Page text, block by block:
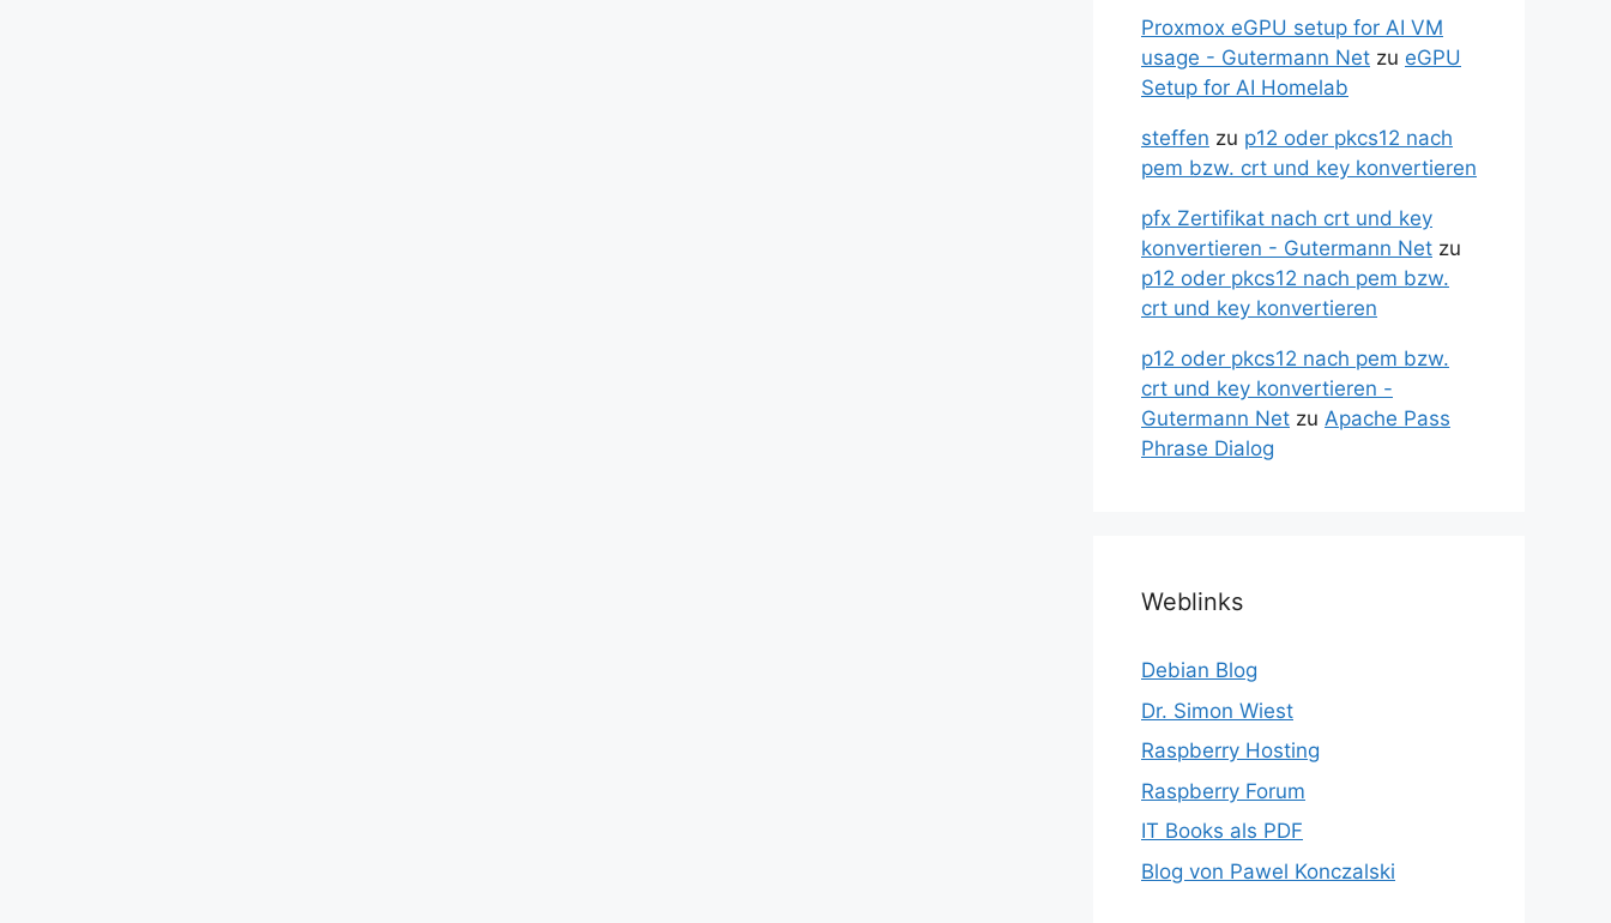
Proxmox eGPU setup for AI VM
usage - Gutermann Net zu eGPU
Setup for AI Homelab
steffen zu p12 oder pkcs12 nach
pem bzw. crt und key konvertieren
pfx Zertifikat nach crt und key
konvertieren - Gutermann Net zu
p12 oder pkcs12 nach pem bzw.
crt und key konvertieren
p12 oder pkcs12 nach pem bzw.
crt und key konvertieren -
Gutermann Net zu Apache Pass
Phrase Dialog
Weblinks
Debian Blog
Dr. Simon Wiest
Raspberry Hosting
Raspberry Forum
IT Books als PDF
Blog von Pawel Konczalski